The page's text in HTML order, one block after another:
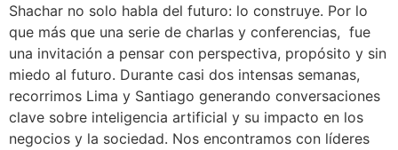
Shachar no solo habla del futuro: lo construye. Por lo
que más que una serie de charlas y conferencias, fue
una invitación a pensar con perspectiva, propósito y sin
miedo al futuro. Durante casi dos intensas semanas,
recorrimos Lima y Santiago generando conversaciones
clave sobre inteligencia artificial y su impacto en los
negocios y la sociedad. Nos encontramos con líderes